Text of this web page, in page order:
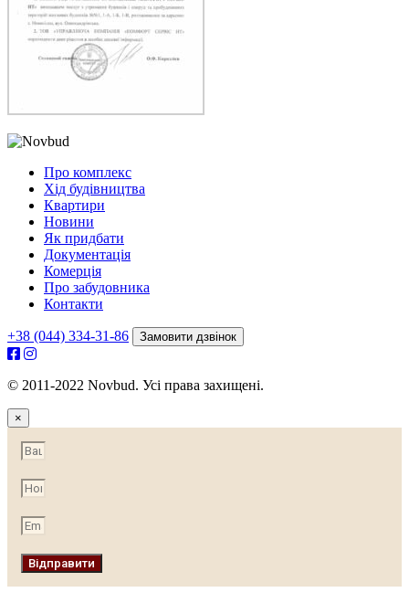
Про комплекс
Хід будівництва
Квартири
Новини
Як придбати
Документація
Комерція
Про забудовника
Контакти
+38 (044) 334-31-86 Замовити дзвінок
© 2011-2022 Novbud. Усі права захищені.
×
Відправити